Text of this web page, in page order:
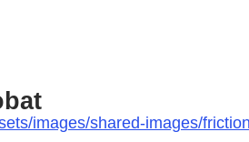
images/shared-images/